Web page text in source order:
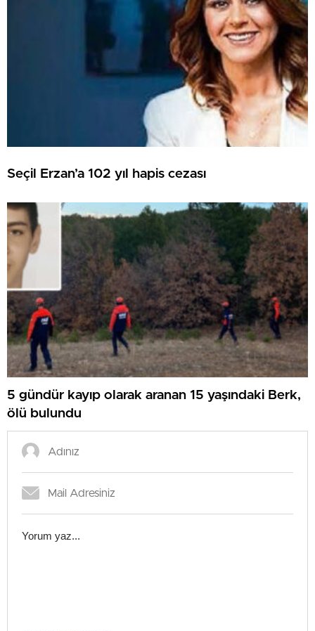
Seçil Erzan’a 102 yıl hapis cezası
5 gündür kayıp olarak aranan 15 yaşındaki Berk,
ölü bulundu